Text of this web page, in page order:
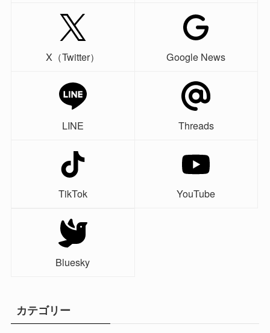
X（Twitter） Google News
LINE Threads
TikTok YouTube
Bluesky
カテゴリー